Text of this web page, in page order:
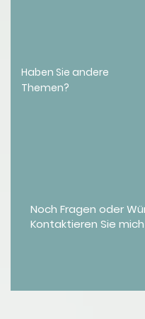
Haben Sie andere
Themen?
Noch Fragen oder
Kontaktieren Sie